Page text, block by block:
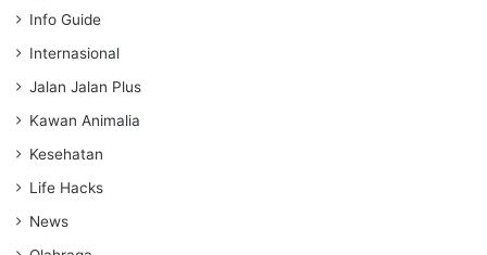
Info Guide
Internasional
Jalan Jalan Plus
Kawan Animalia
Kesehatan
Life Hacks
News